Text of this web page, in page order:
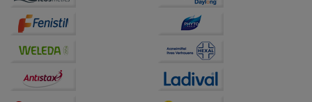
auf unserer Website aber auch die Werbung auf
Drittseiten möglichst relevant für Sie zu gestalten.
Bitte beachten Sie, dass Daten hierfür teilweise an
Dritte wie z.B. Google oder soziale Medien
übertragen werden.